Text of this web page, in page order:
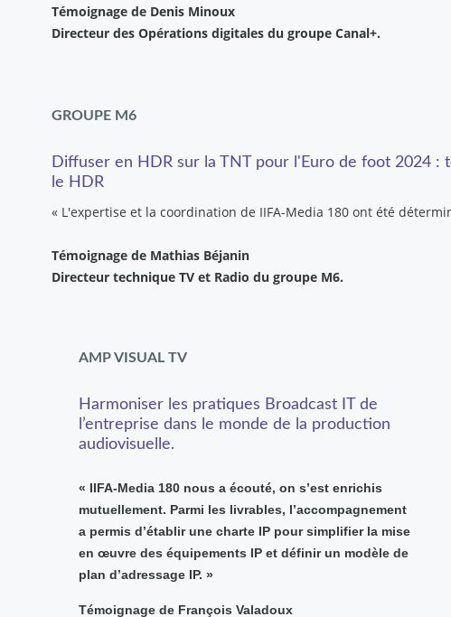
Témoignage de Denis Minoux
Directeur des Opérations digitales du groupe Canal+.
GROUPE M6
Diffuser en HDR sur la TNT pour l'Euro de foot 2024
le HDR
« L'expertise et la coordination de IIFA-Media 180 ont été
Témoignage de Mathias Béjanin
Directeur technique TV et Radio du groupe M6.
AMP VISUAL TV
Harmoniser les pratiques Broadcast IT de
l’entreprise dans le monde de la production
audiovisuelle.
« IIFA-Media 180 nous a écouté, on s’est enrichis
mutuellement. Parmi les livrables, l’accompagnement
a permis d’établir une charte IP pour simplifier la mise
en œuvre des équipements IP et définir un modèle de
plan d’adressage IP. »
Témoignage de François Valadoux